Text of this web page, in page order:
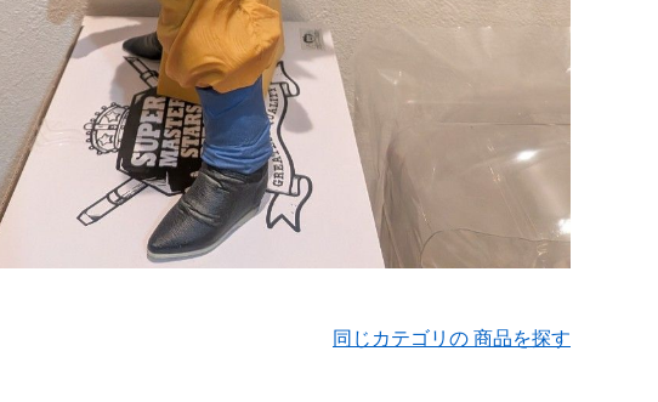
同じカテゴリの 商品を探す